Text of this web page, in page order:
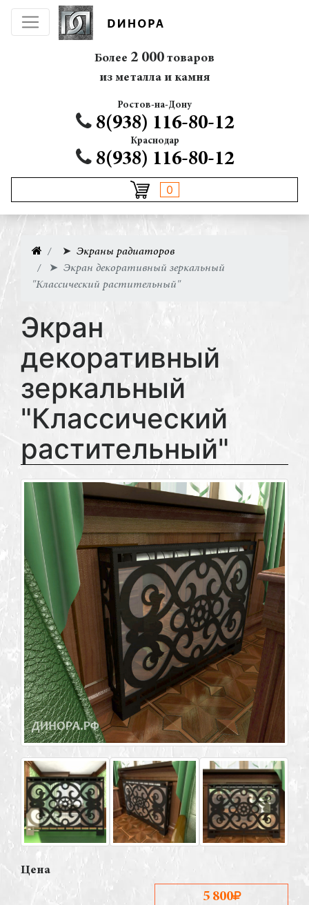
Более 2 000 товаров
из металла и камня
Ростов-на-Дону
8(938) 116-80-12
Краснодар
8(938) 116-80-12
0
➤ Экраны радиаторов
➤ Экран декоративный зеркальный
"Классический растительный"
Экран
декоративный
зеркальный
"Классический
растительный"
Цена
5 800